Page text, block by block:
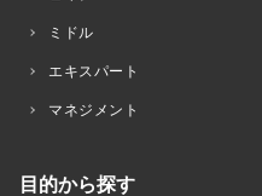
ミドル
エキスパート
マネジメント
目的から探す